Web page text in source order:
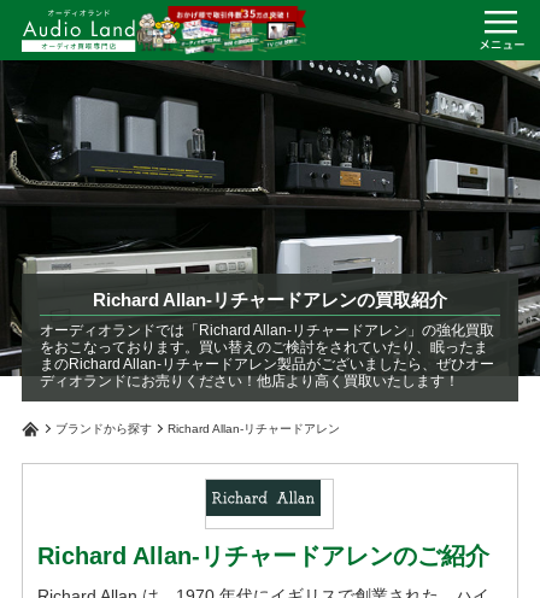
Richard Allan-リチャードアレンの買取紹介
オーディオランドでは「Richard Allan-リチャードアレン」の強化買取
をおこなっております。買い替えのご検討をされていたり、眠ったま
まのRichard Allan-リチャードアレン製品がございましたら、ぜひオー
ディオランドにお売りください！他店より高く買取いたします！
ブランドから探す Richard Allan-リチャードアレン
Richard Allan-リチャードアレンのご紹介